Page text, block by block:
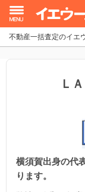
不動産一括査定のイエ
Ｌ
横須賀出身の代
ります。
イエウール加盟希
不動産の売却・一
家査定シミュレー